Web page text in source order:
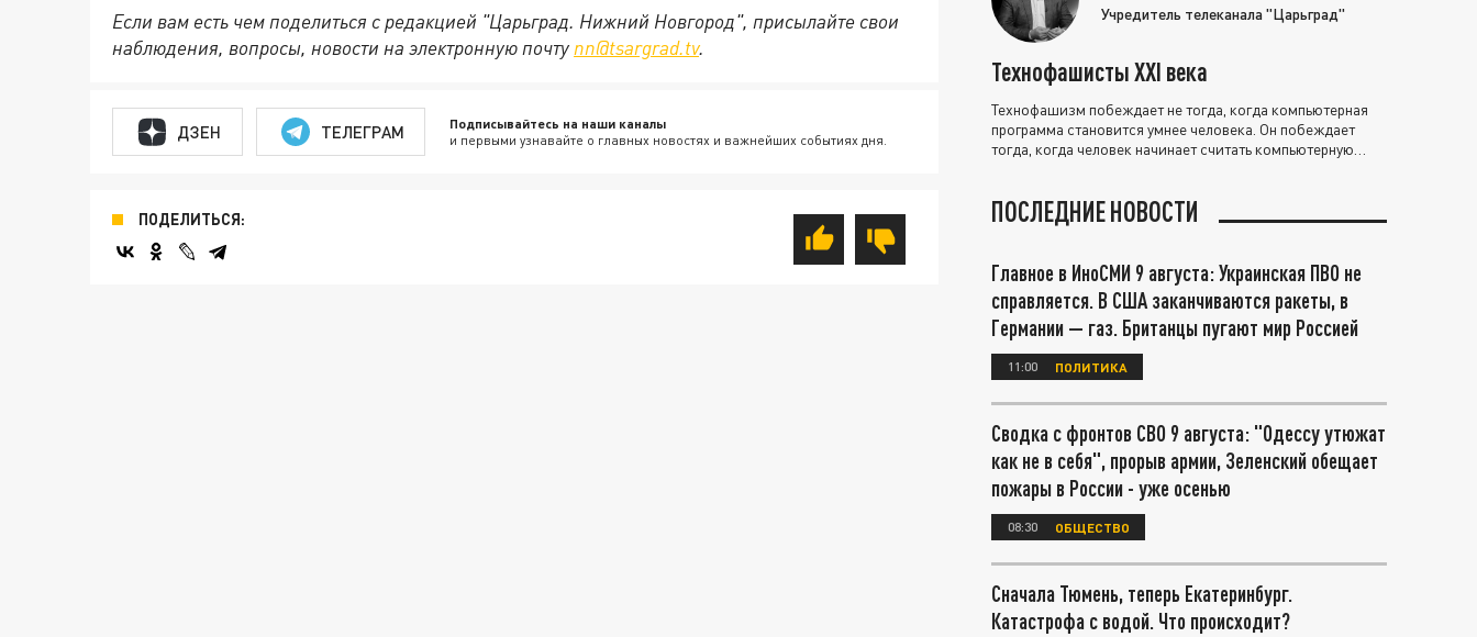
Если вам есть чем поделиться с редакцией "Царьград. Нижний Новгород", присылайте свои
наблюдения, вопросы, новости на электронную почту nn@tsargrad.tv.
ДЗЕН ТЕЛЕГРАМ Подписывайтесь на наши каналы
и первыми узнавайте о главных новостях и важнейших событиях дня.
ПОДЕЛИТЬСЯ:
Учредитель телеканала "Царьград"
Технофашисты XXI века
Технофашизм побеждает не тогда, когда компьютерная
программа становится умнее человека. Он побеждает
тогда, когда человек начинает считать компьютерную
ПОСЛЕДНИЕ НОВОСТИ
Главное в ИноСМИ 9 августа: Украинская ПВО не
справляется. В США заканчиваются ракеты, в
Германии — газ. Британцы пугают мир Россией
11:00 ПОЛИТИКА
Сводка с фронтов СВО 9 августа: "Одессу утюжат
как не в себя", прорыв армии, Зеленский обещает
пожары в России - уже осенью
08:30 ОБЩЕСТВО
Сначала Тюмень, теперь Екатеринбург.
Катастрофа с водой. Что происходит?